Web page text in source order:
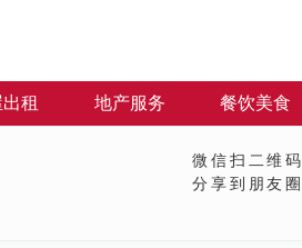
租 地产服务 餐饮美食
微信扫二维码
分享到朋友圈